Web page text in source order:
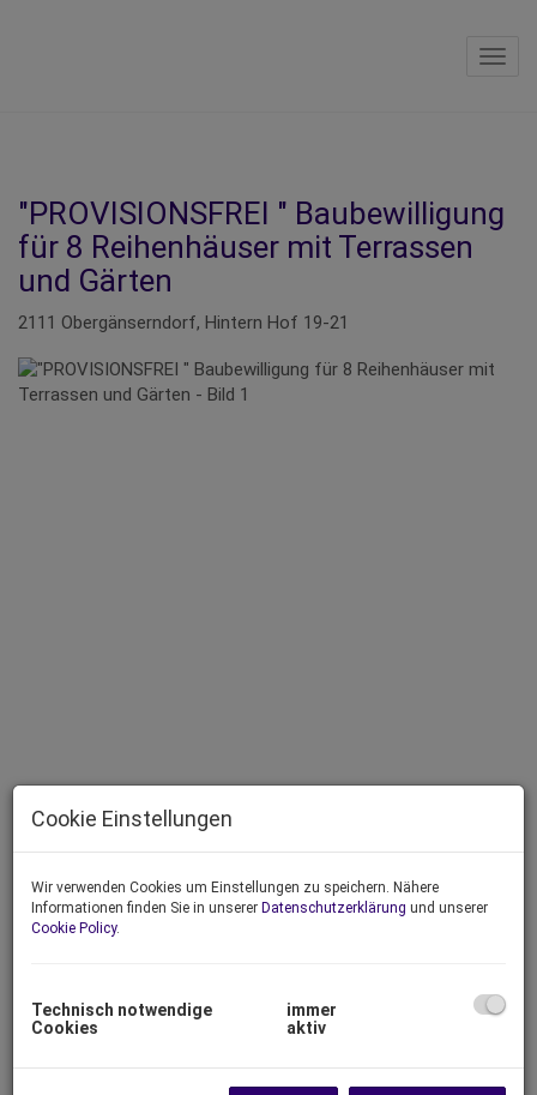
"PROVISIONSFREI " Baubewilligung
für 8 Reihenhäuser mit Terrassen
und Gärten
2111 Obergänserndorf, Hintern Hof 19-21
Beschreibung
Baugenehmigung für 8 Reihenhäuser in 2111 Obergänserndorf,
Hintern Hof 19-21.
Cookie Einstellungen
Wir verwenden Cookies um Einstellungen zu speichern. Nähere
Informationen finden Sie in unserer Datenschutzerklärung und unserer
Cookie Policy.
Technisch notwendige
Cookies
immer
aktiv